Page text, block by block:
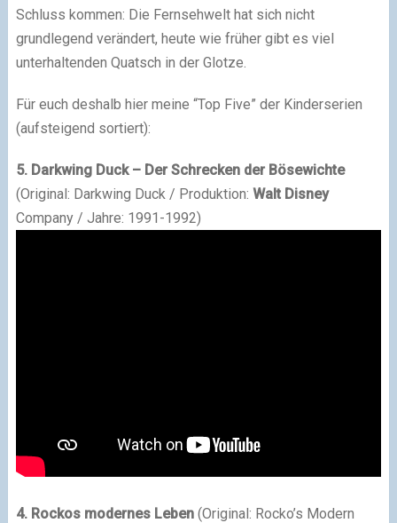
Schluss kommen: Die Fernsehwelt hat sich nicht
grundlegend verändert, heute wie früher gibt es viel
unterhaltenden Quatsch in der Glotze.
Für euch deshalb hier meine “Top Five” der Kinderserien
(aufsteigend sortiert):
5. Darkwing Duck – Der Schrecken der Bösewichte
(Original: Darkwing Duck / Produktion: Walt Disney
Company / Jahre: 1991-1992)
4. Rockos modernes Leben(Original: Rocko’s Modern